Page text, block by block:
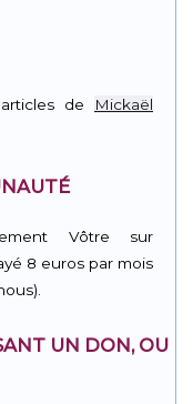
de
Mickaël
Vôtre sur
8 euros par mois
UN DON, OU